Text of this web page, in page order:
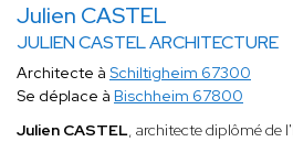
Julien CASTEL
JULIEN CASTEL ARCHITECTURE
Architecte à Schiltigheim 67300
Se déplace à Bischheim 67800
Julien CASTEL, architecte diplômé de